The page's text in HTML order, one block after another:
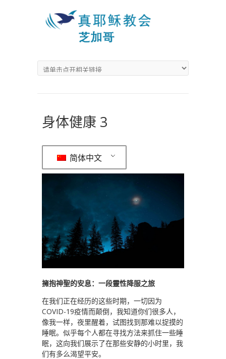
身体健康 3
简体中文
擁抱神聖的安息：一段靈性降服之旅
在我们正在经历的这些时期，一切因为
COVID-19疫情而颠倒，我知道你们很多人，
像我一样，夜里醒着，试图找到那难以捉摸的
睡眠。似乎每个人都在寻找方法来抓住一些睡
眠，这向我们展示了在那些安静的小时里，我
们有多么渴望平安。